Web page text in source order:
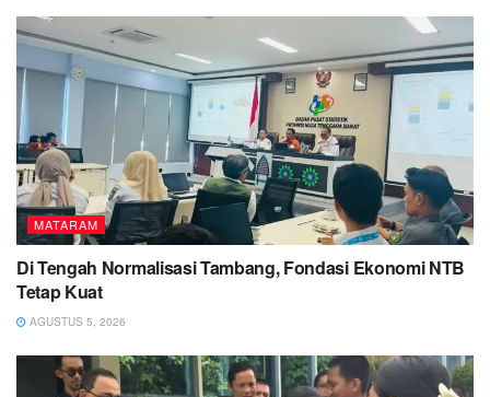
MATARAM
Di Tengah Normalisasi Tambang, Fondasi Ekonomi NTB
Tetap Kuat
AGUSTUS 5, 2026